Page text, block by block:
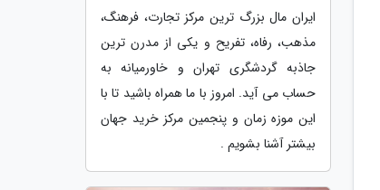
ایران مال بزرگ ترین مرکز تجارت، فرهنگ،
مذهب، رفاه، تفریح و یکی از مدرن ترین
جاذبه گردشگری تهران و خاورمیانه به
حساب می آید. امروز با ما همراه باشید تا با
این موزه زمان و پنجمین مرکز خرید جهان
بیشتر آشنا بشویم .